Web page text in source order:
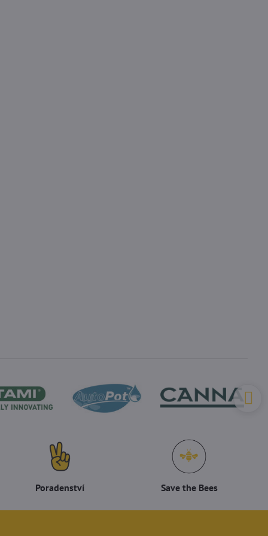
Poradenství Save the Bees